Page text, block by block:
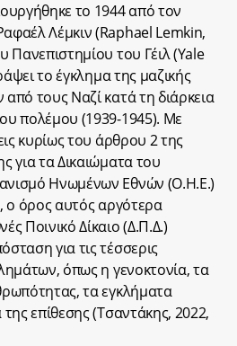
το 1944 από τον
Λέμκιν (Raphael Lemkin‎‎,
Πανεπιστημίου του Γέιλ (Yale
το έγκλημα της μαζικής
τους Ναζί κατά τη διάρκεια
πολέμου (1939-1945). Με
κυρίως του άρθρου 2 της
για τα Δικαιώματα του
Ηνωμένων Εθνών (Ο.Η.Ε.)
ο όρος αυτός αργότερα
Ποινικό Δίκαιο (Δ.Π.Δ.)
για τις τέσσερις
όπως η γενοκτονία, τα
τα εγκλήματα
επίθεσης (Τσαντάκης, 2022,